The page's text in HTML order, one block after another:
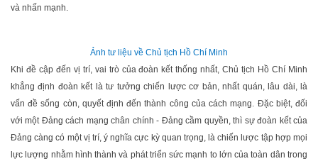
và nhấn mạnh.
Ảnh tư liệu về Chủ tịch Hồ Chí Minh
Khi đề cập đến vị trí, vai trò của đoàn kết thống nhất, Chủ tịch Hồ Chí Minh
khẳng định đoàn kết là tư tưởng chiến lược cơ bản, nhất quán, lâu dài, là
vấn đề sống còn, quyết định đến thành công của cách mạng. Đặc biệt, đối
với một Đảng cách mạng chân chính - Đảng cầm quyền, thì sự đoàn kết của
Đảng càng có một vị trí, ý nghĩa cực kỳ quan trọng, là chiến lược tập hợp mọi
lực lượng nhằm hình thành và phát triển sức mạnh to lớn của toàn dân trong